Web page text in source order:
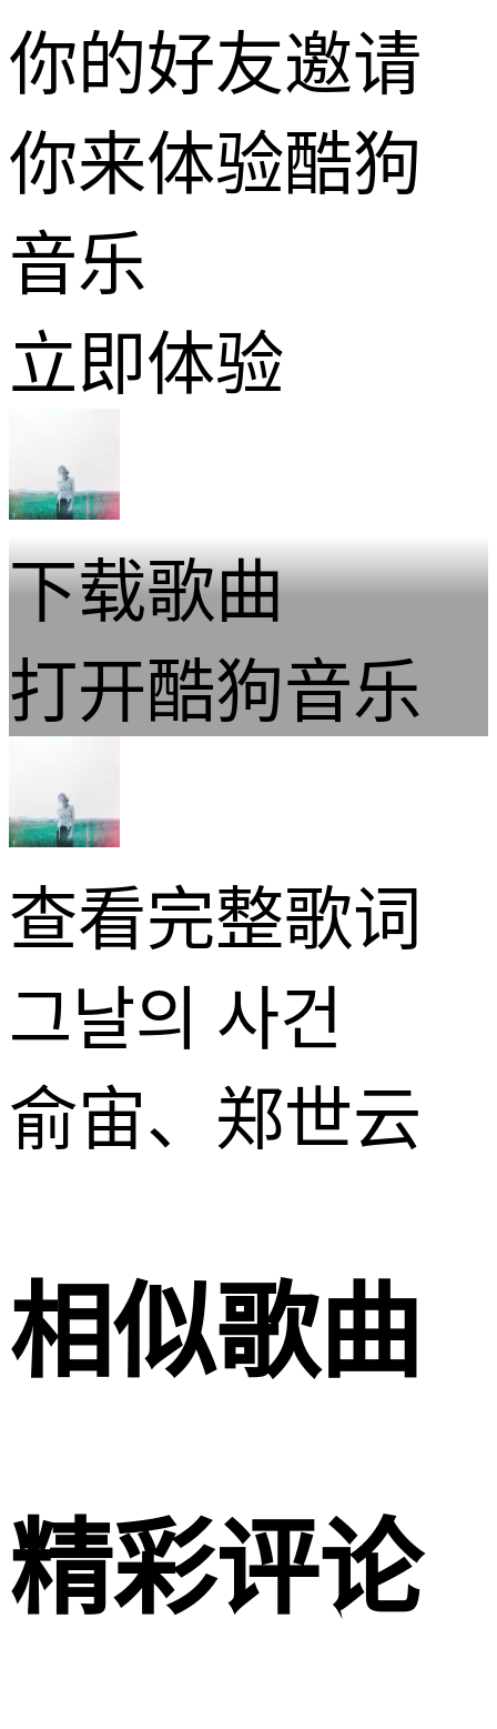
你的好友邀请
你来体验酷狗
音乐
立即体验
下载歌曲
打开酷狗音乐
查看完整歌词
그날의 사건
俞宙、郑世云
相似歌曲
精彩评论